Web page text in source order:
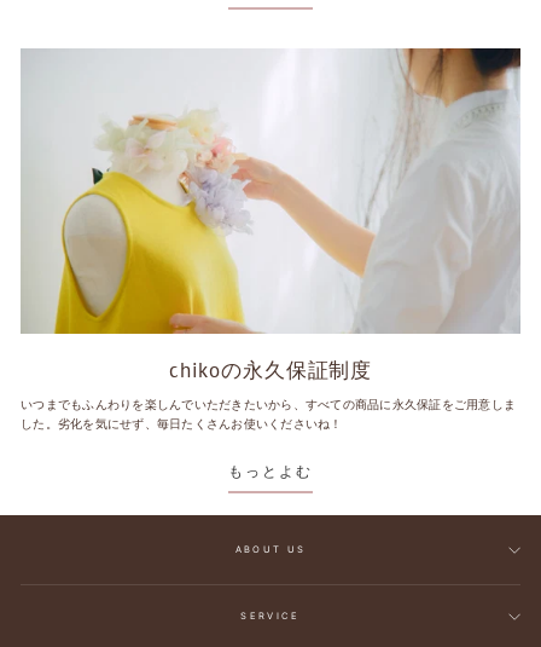
chikoの永久保証制度
いつまでもふんわりを楽しんでいただきたいから、すべての商品に永久保証をご用意しま
した。劣化を気にせず、毎日たくさんお使いくださいね！
もっとよむ
ABOUT US
SERVICE